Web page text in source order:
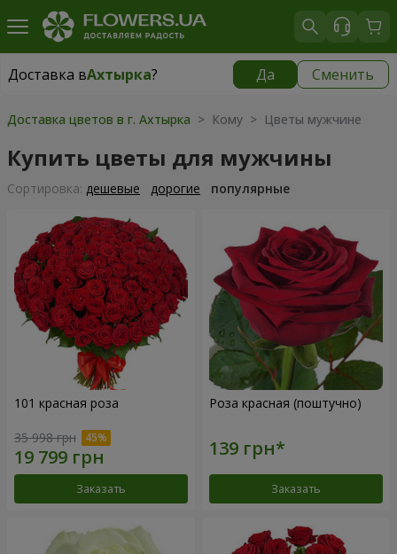
Доставка вАхтырка? Да Сменить
Доставка вАхтырка|
Доставка цветов в г. Ахтырка > Кому > Цветы мужчине
Купить цветы для мужчины
Cортировка: дешевые дорогие популярные
101 красная роза
35 998 грн
Заказать
Роза красная (поштучно)
Заказать